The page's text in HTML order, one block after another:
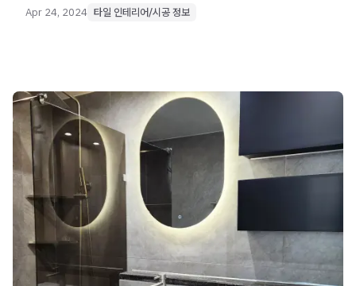
Apr 24, 2024 타일 인테리어/시공 정보